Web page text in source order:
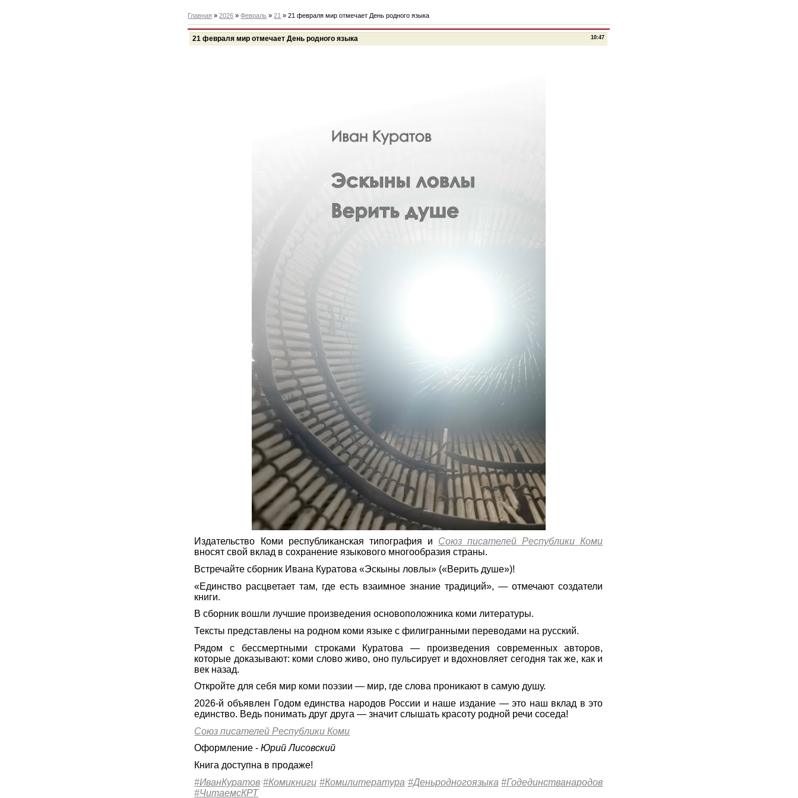
Главная »2026 » Февраль » 21 » 21 февраля мир отмечает День родного языка
10:47
21 февраля мир отмечает День родного языка
Издательство Коми республиканская типография и Союз писателей Республики Коми
вносят свой вклад в сохранение языкового многообразия страны.
Встречайте сборник Ивана Куратова «Эскыны ловлы» («Верить душе»)!
«Единство расцветает там, где есть взаимное знание традиций», — отмечают создатели
книги.
В сборник вошли лучшие произведения основоположника коми литературы.
Тексты представлены на родном коми языке с филигранными переводами на русский.
Рядом с бессмертными строками Куратова — произведения современных авторов,
которые доказывают: коми слово живо, оно пульсирует и вдохновляет сегодня так же, как и
век назад.
Откройте для себя мир коми поэзии — мир, где слова проникают в самую душу.
2026-й объявлен Годом единства народов России и наше издание — это наш вклад в это
единство. Ведь понимать друг друга — значит слышать красоту родной речи соседа!
Союз писателей Республики Коми
Оформление -Юрий Лисовский
Книга доступна в продаже!
#ИванКуратов #Комикниги #Комилитература #Деньродногоязыка #Годединстванародов
#ЧитаемсКРТ